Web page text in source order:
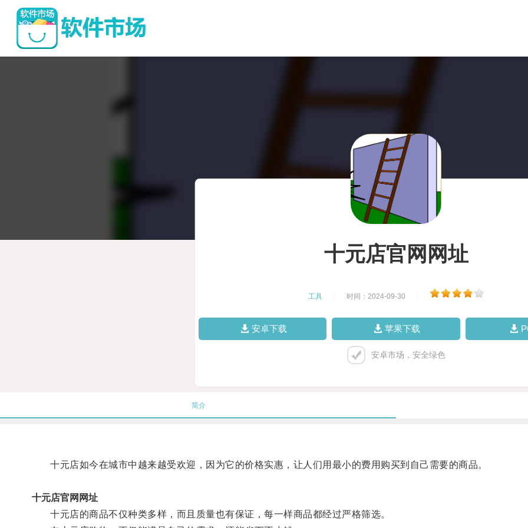
十元店官网网址
工具 时间：2024-09-30
安卓下载 苹果下载
安卓市场，安全绿色
简介
十元店如今在城市中越来越受欢迎，因为它的价格实惠，让人们用最小的费用购买到自己需要的商品。
十元店官网网址
十元店的商品不仅种类多样，而且质量也有保证，每一样商品都经过严格筛选。